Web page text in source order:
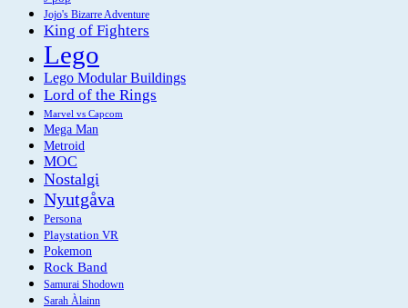
Jojo's Bizarre Adventure
King of Fighters
Lego
Lego Modular Buildings
Lord of the Rings
Marvel vs Capcom
Mega Man
Metroid
MOC
Nostalgi
Nyutgåva
Persona
Playstation VR
Pokemon
Rock Band
Samurai Shodown
Sarah Àlainn